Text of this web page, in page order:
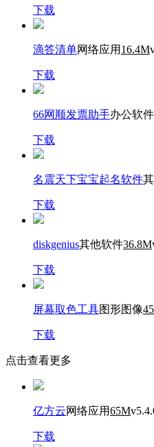
下载
滴答清单网络应用 16.4M
下载
66网顺发票助手办公软件
下载
名震天下宝宝起名软件
下载
diskgenius其他软件36.8M
下载
屏幕取色工具图形图像
下载
点击查看更多
亿方云网络应用65M
下载